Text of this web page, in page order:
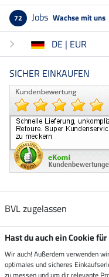
72 Jobs Wachse mit uns
DE | EUR
SICHER EINKAUFEN
BVL zugelassen
Zustellung durch
Hast du auch ein Cookie
Wir auch! Außerdem verwenden
optimales und sicheres